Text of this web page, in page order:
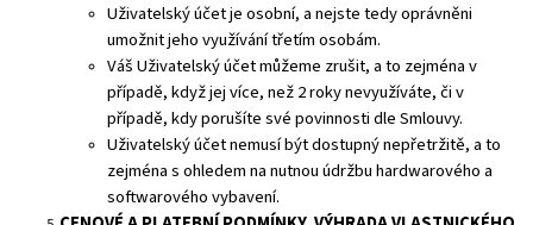
Uživatelský účet je osobní, a nejste tedy oprávněni
umožnit jeho využívání třetím osobám.
Váš Uživatelský účet můžeme zrušit, a to zejména v
případě, když jej více, než 2 roky nevyužíváte, či v
případě, kdy porušíte své povinnosti dle Smlouvy.
Uživatelský účet nemusí být dostupný nepřetržitě, a to
zejména s ohledem na nutnou údržbu hardwarového a
softwarového vybavení.